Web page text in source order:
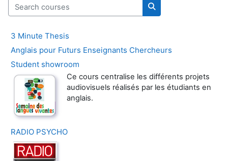
Search courses
Search courses
3 Minute Thesis
Anglais pour Futurs Enseignants Chercheurs
Student showroom
Ce cours centralise les différents projets
audiovisuels réalisés par les étudiants en
anglais.
RADIO PSYCHO